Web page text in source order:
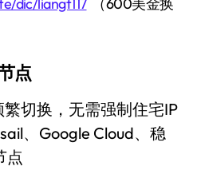
dic/liangt117（600美金换
点
切换，无需强制住宅IP
、Google Cloud、稳
点